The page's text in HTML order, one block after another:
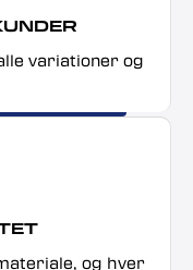
variationer og
og hver